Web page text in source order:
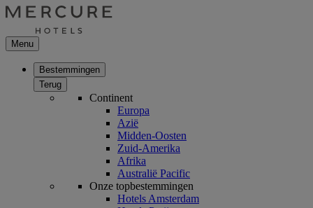
Menu
Bestemmingen
Terug
Continent
Europa
Azië
Midden-Oosten
Zuid-Amerika
Afrika
Australië Pacific
Onze topbestemmingen
Hotels Amsterdam